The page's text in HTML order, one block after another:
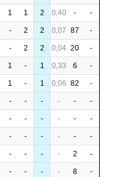
1 1 2 0,40 - -
- 2 2 0,07 87 -
- 2 2 0,04 20 -
1 - 1 0,33 6 -
1 - 1 0,06 82 -
- - - - - -
- - - - - -
- - - - - -
- - - - 2 -
- - - - 8 -